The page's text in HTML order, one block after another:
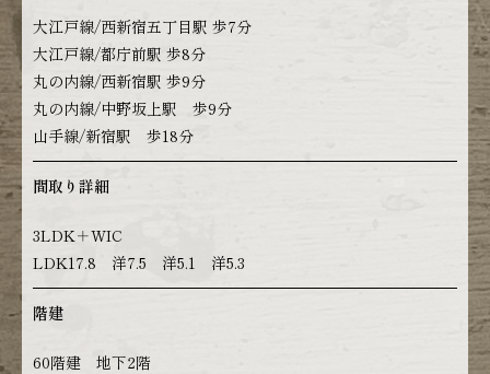
大江戸線/西新宿五丁目駅 歩7分
大江戸線/都庁前駅 歩8分
丸の内線/西新宿駅 歩9分
丸の内線/中野坂上駅 歩9分
山手線/新宿駅 歩18分
間取り詳細
3LDK＋WIC
LDK17.8 洋7.5 洋5.1 洋5.3
階建
60階建 地下2階